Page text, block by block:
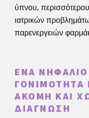
ύπνου,
ιατρικών
παρενεργειών
ΈΝΑ
ΓΟΝΙΜΌΤΗΤΑ
ΑΚΌΜΗ ΚΑΙ
ΔΙΆΓΝΩΣΗ